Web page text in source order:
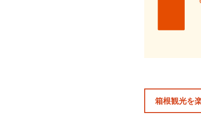
箱根観光を